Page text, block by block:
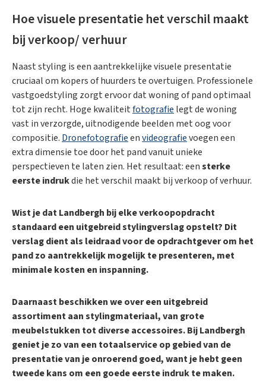
Hoe visuele presentatie het verschil maakt
bij verkoop/ verhuur
Naast styling is een aantrekkelijke visuele presentatie
cruciaal om kopers of huurders te overtuigen. Professionele
vastgoedstyling zorgt ervoor dat woning of pand optimaal
tot zijn recht. Hoge kwaliteitfotografielegt de woning
vast in verzorgde, uitnodigende beelden met oog voor
compositie.Dronefotografieenvideografievoegen een
extra dimensie toe door het pand vanuit unieke
perspectieven te laten zien. Het resultaat: eensterke
eerste indrukdie het verschil maakt bij verkoop of verhuur.
Wist je dat Landbergh bij elke verkoopopdracht
standaard een uitgebreid stylingverslag opstelt? Dit
verslag dient als leidraad voor de opdrachtgever om het
pand zo aantrekkelijk mogelijk te presenteren, met
minimale kosten en inspanning.
Daarnaast beschikken we over een uitgebreid
assortiment aan stylingmateriaal, van grote
meubelstukken tot diverse accessoires. Bij Landbergh
geniet je zo van een totaalservice op gebied van de
presentatie van je onroerend goed, want je hebt geen
tweede kans om een goede eerste indruk te maken.